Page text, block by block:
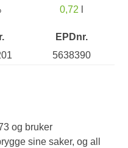
0,72
EPDnr.
5638390
og bruker
sine saker, og all